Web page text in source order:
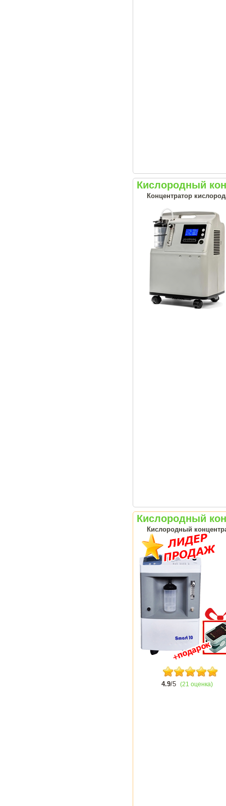
Кислородный
Концентратор
Кислородный
Кислородный
4.9/5 (21 оценка)